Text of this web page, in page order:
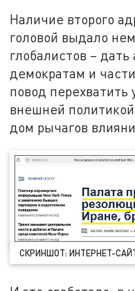
Наличие второго
головой выдало
глобалистов –
демократам и
повод перехватить
внешней
дом рычагов
СКРИНШОТ: ИНТЕРНЕТ-САЙТ